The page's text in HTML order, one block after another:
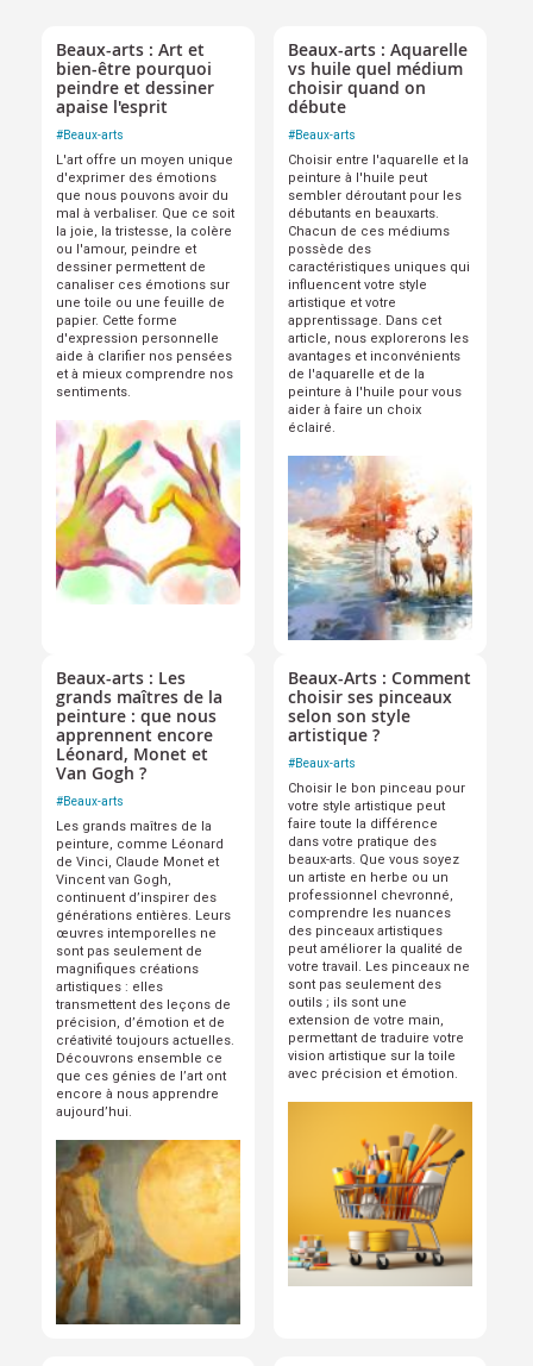
Beaux-arts : Art et
bien-être pourquoi
peindre et dessiner
apaise l'esprit
#Beaux-arts
L'art offre un moyen unique
d'exprimer des émotions
que nous pouvons avoir du
mal à verbaliser. Que ce soit
la joie, la tristesse, la colère
ou l'amour, peindre et
dessiner permettent de
canaliser ces émotions sur
une toile ou une feuille de
papier. Cette forme
d'expression personnelle
aide à clarifier nos pensées
et à mieux comprendre nos
sentiments.
Beaux-arts : Aquarelle
vs huile quel médium
choisir quand on
débute
#Beaux-arts
Choisir entre l'aquarelle et la
peinture à l'huile peut
sembler déroutant pour les
débutants en beauxarts.
Chacun de ces médiums
possède des
caractéristiques uniques qui
influencent votre style
artistique et votre
apprentissage. Dans cet
article, nous explorerons les
avantages et inconvénients
de l'aquarelle et de la
peinture à l'huile pour vous
aider à faire un choix
éclairé.
Beaux-arts : Les
grands maîtres de la
peinture : que nous
apprennent encore
Léonard, Monet et
Van Gogh ?
#Beaux-arts
Les grands maîtres de la
peinture, comme Léonard
de Vinci, Claude Monet et
Vincent van Gogh,
continuent d’inspirer des
générations entières. Leurs
œuvres intemporelles ne
sont pas seulement de
magnifiques créations
artistiques : elles
transmettent des leçons de
précision, d’émotion et de
créativité toujours actuelles.
Découvrons ensemble ce
que ces génies de l’art ont
encore à nous apprendre
aujourd’hui.
Beaux-Arts : Comment
choisir ses pinceaux
selon son style
artistique ?
#Beaux-arts
Choisir le bon pinceau pour
votre style artistique peut
faire toute la différence
dans votre pratique des
beaux-arts. Que vous soyez
un artiste en herbe ou un
professionnel chevronné,
comprendre les nuances
des pinceaux artistiques
peut améliorer la qualité de
votre travail. Les pinceaux ne
sont pas seulement des
outils ; ils sont une
extension de votre main,
permettant de traduire votre
vision artistique sur la toile
avec précision et émotion.